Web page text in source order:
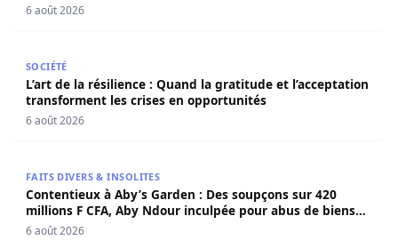
6 août 2026
SOCIÉTÉ
L’art de la résilience : Quand la gratitude et l’acceptation
transforment les crises en opportunités
6 août 2026
FAITS DIVERS & INSOLITES
Contentieux à Aby’s Garden : Des soupçons sur 420
millions F CFA, Aby Ndour inculpée pour abus de biens
sociaux
6 août 2026